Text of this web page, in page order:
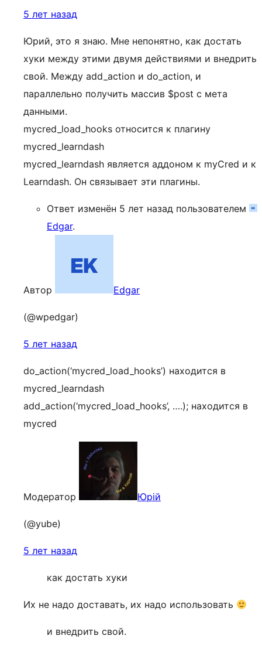
5 лет назад
Юрий, это я знаю. Мне непонятно, как достать
хуки между этими двумя действиями и внедрить
свой. Между add_action и do_action, и
параллельно получить массив $post с мета
данными.
mycred_load_hooks относится к плагину
mycred_learndash
mycred_learndash является аддоном к myCred и к
Learndash. Он связывает эти плагины.
Ответ изменён 5 лет назад пользователем
Edgar.
Автор Edgar
(@wpedgar)
5 лет назад
do_action(‘mycred_load_hooks’) находится в
mycred_learndash
add_action(‘mycred_load_hooks’, ….); находится в
mycred
Модератор Юрій
(@yube)
5 лет назад
как достать хуки
Их не надо доставать, их надо использовать
и внедрить свой.